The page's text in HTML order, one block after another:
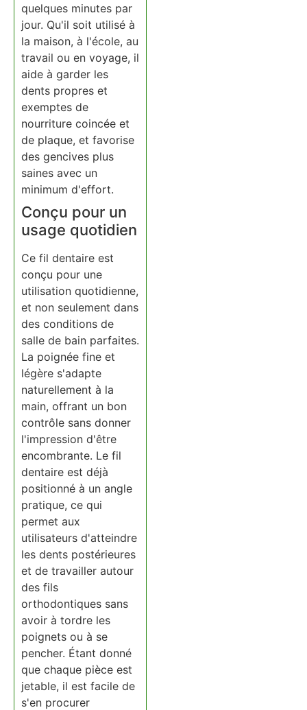
quelques minutes par
jour. Qu'il soit utilisé à
la maison, à l'école, au
travail ou en voyage, il
aide à garder les
dents propres et
exemptes de
nourriture coincée et
de plaque, et favorise
des gencives plus
saines avec un
minimum d'effort.
Conçu pour un
usage quotidien
Ce fil dentaire est
conçu pour une
utilisation quotidienne,
et non seulement dans
des conditions de
salle de bain parfaites.
La poignée fine et
légère s'adapte
naturellement à la
main, offrant un bon
contrôle sans donner
l'impression d'être
encombrante. Le fil
dentaire est déjà
positionné à un angle
pratique, ce qui
permet aux
utilisateurs d'atteindre
les dents postérieures
et de travailler autour
des fils
orthodontiques sans
avoir à tordre les
poignets ou à se
pencher. Étant donné
que chaque pièce est
jetable, il est facile de
s'en procurer